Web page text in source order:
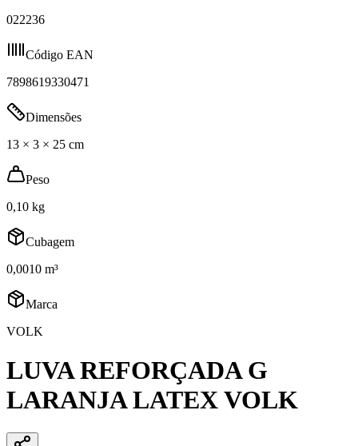
022236
Código EAN
7898619330471
Dimensões
13 × 3 × 25 cm
Peso
0,10 kg
Cubagem
0,0010 m³
Marca
VOLK
LUVA REFORÇADA G
LARANJA LATEX VOLK